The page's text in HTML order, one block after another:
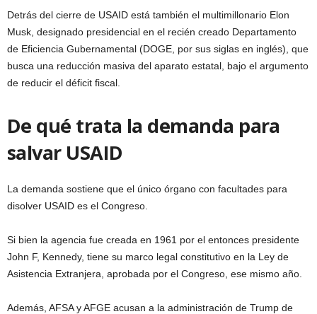
Detrás del cierre de USAID está también el multimillonario Elon
Musk, designado presidencial en el recién creado Departamento
de Eficiencia Gubernamental (DOGE, por sus siglas en inglés), que
busca una reducción masiva del aparato estatal, bajo el argumento
de reducir el déficit fiscal.
De qué trata la demanda para
salvar USAID
La demanda sostiene que el único órgano con facultades para
disolver USAID es el Congreso.
Si bien la agencia fue creada en 1961 por el entonces presidente
John F, Kennedy, tiene su marco legal constitutivo en la Ley de
Asistencia Extranjera, aprobada por el Congreso, ese mismo año.
Además, AFSA y AFGE acusan a la administración de Trump de